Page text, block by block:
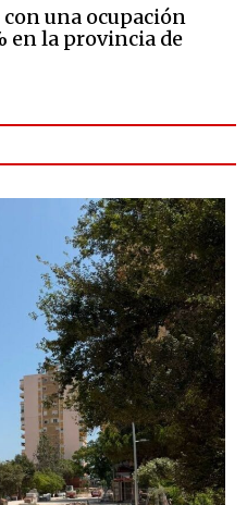
una ocupación
en la provincia de